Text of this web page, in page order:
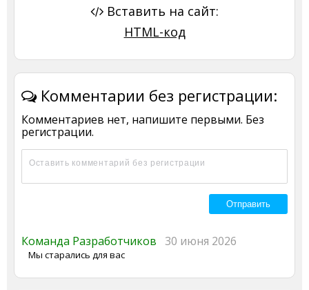
Вставить на сайт:
HTML-код
Комментарии без регистрации:
Комментариев нет, напишите первыми. Без
регистрации.
Команда Разработчиков 30 июня 2026
Мы старались для вас